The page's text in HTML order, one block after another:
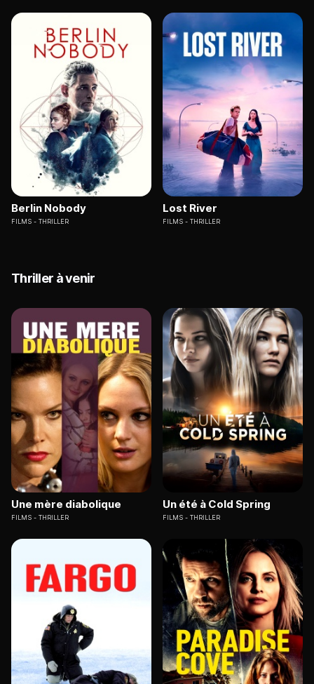
Berlin Nobody
FILMS THRILLER
Lost River
FILMS THRILLER
Thriller à venir
Une mère diabolique
FILMS THRILLER
Un été à Cold Spring
FILMS THRILLER